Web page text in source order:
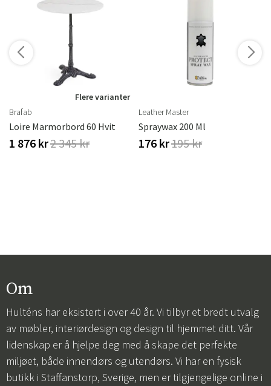
Flere varianter
Brafab
Loire Marmorbord 60 Hvit
1 876 kr2 345 kr
Leather Master
Spraywax 200 Ml
176 kr195 kr
Om
Hulténs har eksistert i over 40 år. Vi tilbyr et bredt utvalg
av møbler, interiørdesign og design til hjemmet ditt. Vår
lidenskap er å hjelpe deg med å skape det perfekte
miljøet, både innendørs og utendørs. Vi har en fysisk
butikk i Staffanstorp, Sverige, men er tilgjengelige online i